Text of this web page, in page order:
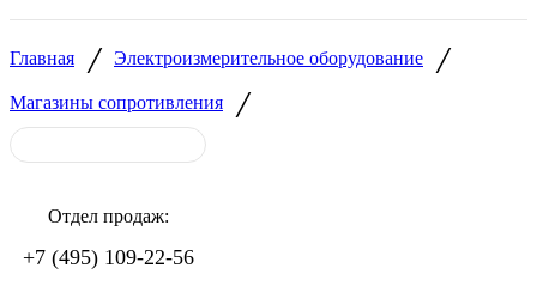
Главная / Электроизмерительное оборудование /
Магазины сопротивления /
Отдел продаж:
+7 (495) 109-22-56